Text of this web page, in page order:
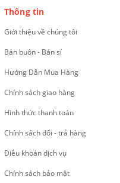
Thông tin
Giới thiệu về chúng tôi
Bán buôn - Bán sỉ
Hướng Dẫn Mua Hàng
Chính sách giao hàng
Hình thức thanh toán
Chính sách đổi - trả hàng
Điều khoản dịch vụ
Chính sách bảo mật